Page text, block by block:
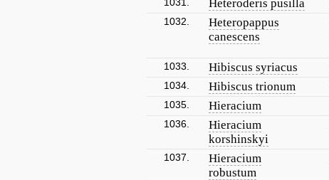
Heteroderis pusilla
1032.
Heteropappus
canescens
1033. Hibiscus syriacus
1034.
Hibiscus trionum
1035.
Hieracium
1036.
Hieracium
korshinskyi
1037.
Hieracium
robustum